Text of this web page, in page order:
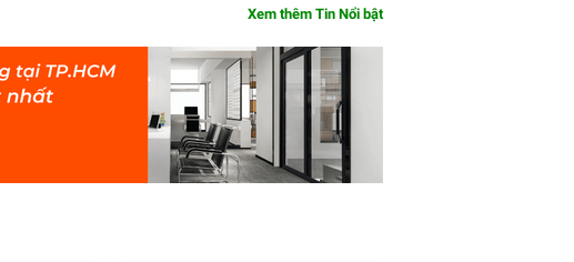
Xem thêm Tin Nổi bật